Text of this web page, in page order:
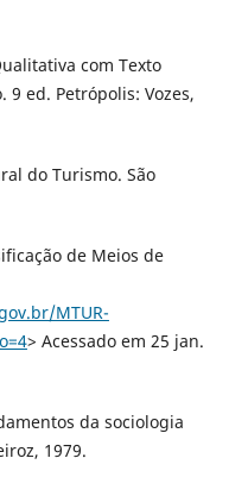
com Texto
ed. Petrópolis: Vozes,
do Turismo. São
de Meios de
MTUR-
> Acessado em 25 jan.
da sociologia
1979.